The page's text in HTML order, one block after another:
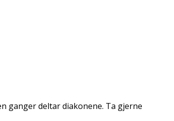
ganger deltar diakonene. Ta gjerne